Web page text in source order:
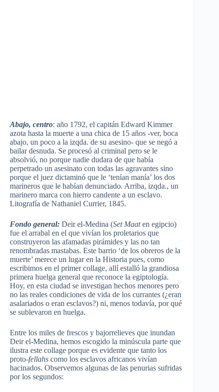
Abajo, centro: año 1792, el capitán Edward Kimmer
azota hasta la muerte a una chica de 15 años -ver, boca
abajo, un poco a la izqda. de su asesino- que se negó a
bailar desnuda. Se procesó al criminal pero se le
absolvió, no porque nadie dudara de que había
perpetrado un asesinato con todas las agravantes sino
porque el juez dictaminó que le ‘tenían manía’ los dos
marineros que le habían denunciado. Arriba, izqda., un
marinero marca con hierro candente a un esclavo.
Litografía de Nathaniel Currier, 1845.
Fondo general: Deir el-Medina (Set Maaten egipcio)
fue el arrabal en el que vivían los proletarios que
construyeron las afamadas pirámides y las no tan
renombradas mastabas. Este barrio ‘de los obreros de la
muerte’ merece un lugar en la Historia pues, como
escribimos en el primer collage, allí estalló la grandiosa
primera huelga general que reconoce la egiptología.
Hoy, en esta ciudad se investigan hechos menores pero
no las reales condiciones de vida de los currantes (¿eran
asalariados o eran esclavos?) ni, menos todavía, por qué
se sublevaron en huelga.
Entre los miles de frescos y bajorrelieves que inundan
Deir el-Medina, hemos escogido la minúscula parte que
ilustra este collage porque es evidente que tanto los
proto-fellahs como los esclavos africanos vivían
hacinados. Observemos algunas de las penurias sufridas
por los segundos: